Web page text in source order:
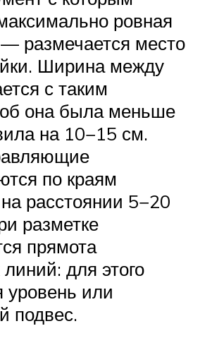
ровная
размечается место
Ширина между
с таким
она была меньше
на 10−15 см.
по краям
расстоянии 5−20
разметке
прямота
для этого
уровень или
подвес.